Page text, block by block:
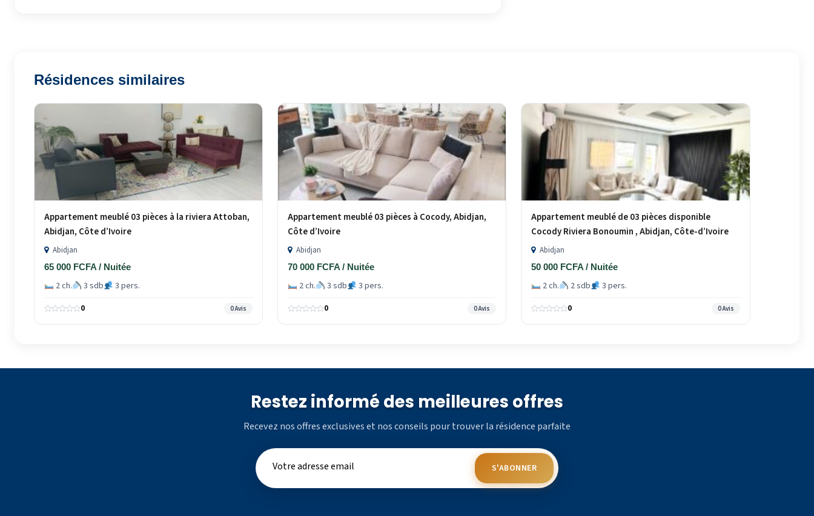
Résidences similaires
Appartement meublé 03 pièces à la riviera Attoban,
Abidjan, Côte d’Ivoire
Abidjan
65 000 FCFA / Nuitée
2 ch. 3 sdb 3 pers.
0 0 Avis
Appartement meublé 03 pièces à Cocody, Abidjan,
Côte d’Ivoire
Abidjan
70 000 FCFA / Nuitée
2 ch. 3 sdb 3 pers.
0 0 Avis
Appartement meublé de 03 pièces disponible
Cocody Riviera Bonoumin , Abidjan, Côte-d’Ivoire
Abidjan
50 000 FCFA / Nuitée
2 ch. 2 sdb 3 pers.
0 0 Avis
Restez informé des meilleures offres
Recevez nos offres exclusives et nos conseils pour trouver la résidence parfaite
S'ABONNER